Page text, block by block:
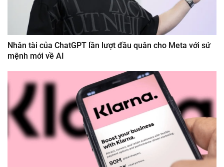
Nhân tài của ChatGPT lần lượt đầu quân cho Meta với sứ
mệnh mới về AI